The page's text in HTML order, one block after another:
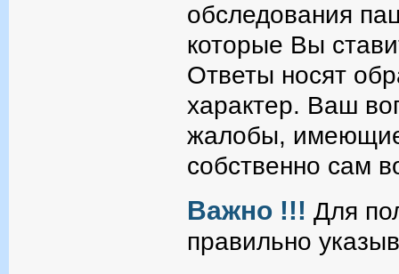
обследования
которые Вы
Ответы носят
характер. Ваш
жалобы,
собственно сам
Важно !!! Для
правильно